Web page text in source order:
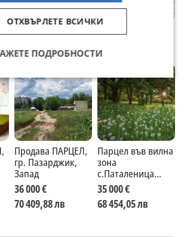
за теб
Продава ПАРЦЕЛ,
гр. Пазарджик,
Запад
36 000 €
70 409,88 лв
Парцел във вилна
зона
с.Паталеница
обл.Пазарджик
възможен бартер
35 000 €
68 454,05 лв
ОТХВЪРЛЕТЕ ВСИЧКИ
ПОДРОБНОСТИ